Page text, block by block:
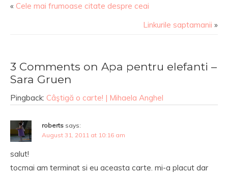
« Cele mai frumoase citate despre ceai
Linkurile saptamanii »
3 Comments on Apa pentru elefanti –
Sara Gruen
Pingback: Câştigă o carte! | Mihaela Anghel
roberts says:
August 31, 2011 at 10:16 am
salut!
tocmai am terminat si eu aceasta carte. mi-a placut dar